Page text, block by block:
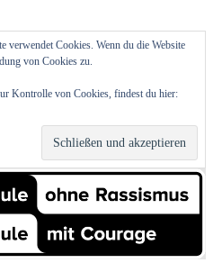
verwendet Cookies. Wenn du die Website
von Cookies zu.
Kontrolle von Cookies, findest du hier: